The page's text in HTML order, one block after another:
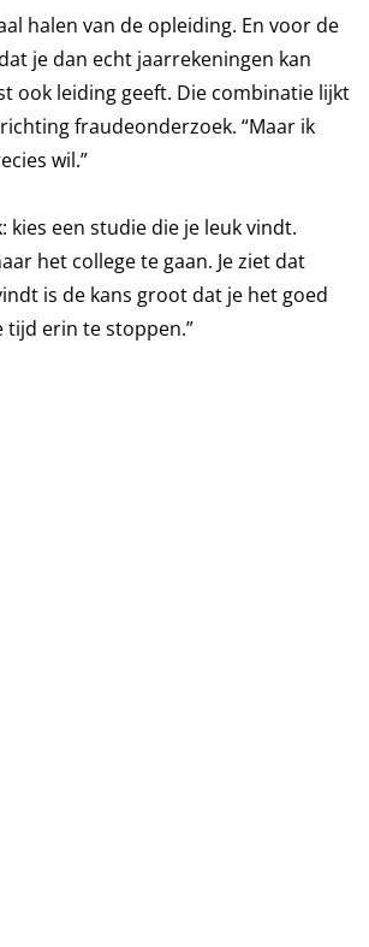
halen van de opleiding. En voor de
je dan echt jaarrekeningen kan
ook leiding geeft. Die combinatie lijkt
fraudeonderzoek. “Maar ik
wil.”
een studie die je leuk vindt.
het college te gaan. Je ziet dat
is de kans groot dat je het goed
tijd erin te stoppen.”